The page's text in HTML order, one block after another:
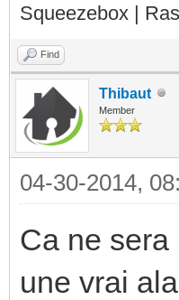
Squeezebox |
Find
Thibaut
Member
04-30-2014,
Ca ne
une vrai